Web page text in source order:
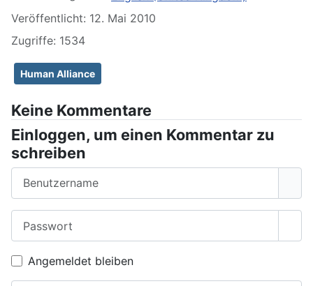
Veröffentlicht: 12. Mai 2010
Zugriffe: 1534
Human Alliance
Keine Kommentare
Einloggen, um einen Kommentar zu
schreiben
Angemeldet bleiben